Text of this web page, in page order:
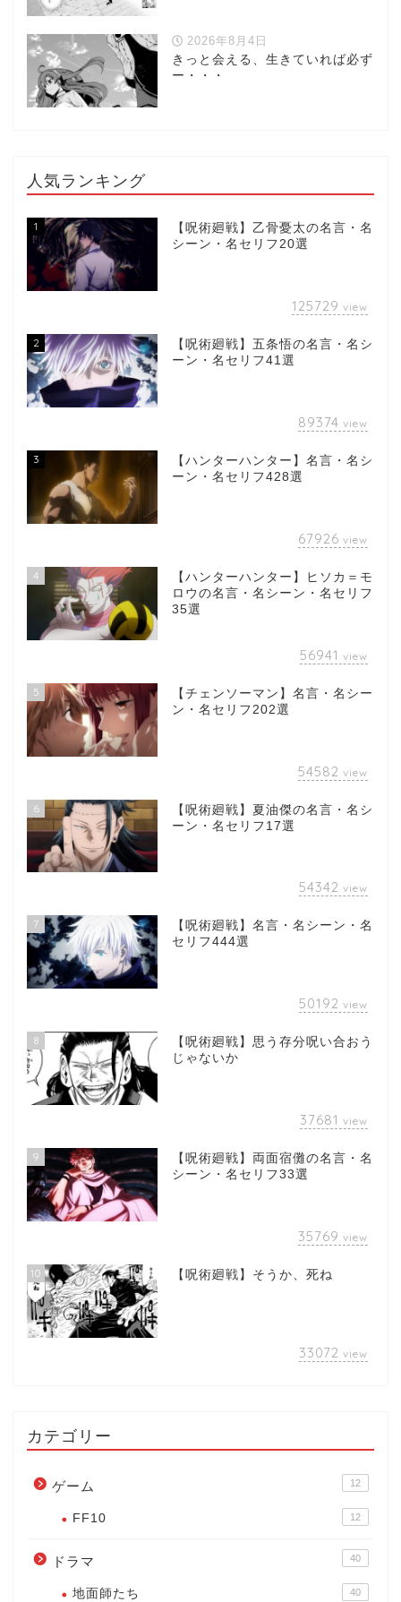
2026年8月4日
きっと会える、生きていれば必ず
ー・・・
人気ランキング
1
【呪術廻戦】乙骨憂太の名言・名
シーン・名セリフ20選
125729 view
2
【呪術廻戦】五条悟の名言・名シ
ーン・名セリフ41選
89374 view
3
【ハンターハンター】名言・名シ
ーン・名セリフ428選
67926 view
4
【ハンターハンター】ヒソカ＝モ
ロウの名言・名シーン・名セリフ
35選
56941 view
5
【チェンソーマン】名言・名シー
ン・名セリフ202選
54582 view
6
【呪術廻戦】夏油傑の名言・名シ
ーン・名セリフ17選
54342 view
7
【呪術廻戦】名言・名シーン・名
セリフ444選
50192 view
8
【呪術廻戦】思う存分呪い合おう
じゃないか
37681 view
9
【呪術廻戦】両面宿儺の名言・名
シーン・名セリフ33選
35769 view
10 【呪術廻戦】そうか、死ね
33072 view
カテゴリー
ゲーム 12
FF10 12
ドラマ 40
地面師たち 40